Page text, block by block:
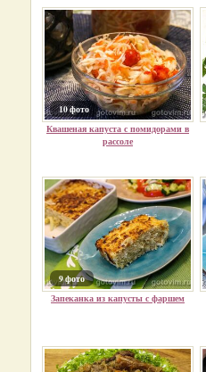
10 фото
Квашеная капуста с помидорами в
рассоле
9 фото
Запеканка из капусты с фаршем